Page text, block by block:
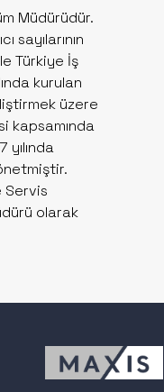
Müdürüdür.
sayılarının
Türkiye İş
kurulan
üzere
kapsamında
Servis
olarak